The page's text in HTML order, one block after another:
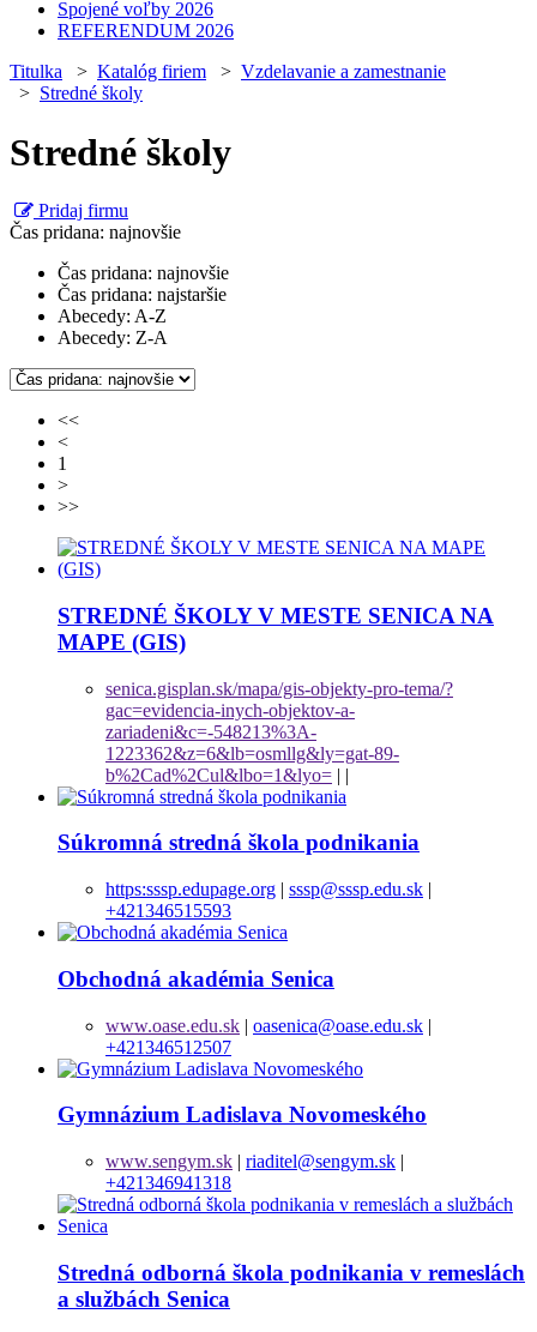
Spojené voľby 2026
REFERENDUM 2026
Titulka > Katalóg firiem > Vzdelavanie a zamestnanie
> Stredné školy
Stredné školy
Pridaj firmu
Čas pridana: najnovšie
Čas pridana: najnovšie
Čas pridana: najstaršie
Abecedy: A-Z
Abecedy: Z-A
<<
<
1
>
>>
STREDNÉ ŠKOLY V MESTE SENICA NA
MAPE (GIS)
senica.gisplan.sk/mapa/gis-objekty-pro-tema/?
gac=evidencia-inych-objektov-a-
zariadeni&c=-548213%3A-
1223362&z=6&lb=osmllg&ly=gat-89-
b%2Cad%2Cul&lbo=1&lyo= | |
Súkromná stredná škola podnikania
https:sssp.edupage.org | sssp@sssp.edu.sk |
+421346515593
Obchodná akadémia Senica
www.oase.edu.sk | oasenica@oase.edu.sk |
+421346512507
Gymnázium Ladislava Novomeského
www.sengym.sk | riaditel@sengym.sk |
+421346941318
Stredná odborná škola podnikania v remeslách
a službách Senica